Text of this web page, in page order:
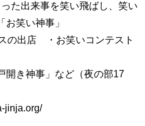
た出来事を笑い飛ばし、笑い
笑い神事」
の出店 ・お笑いコンテスト
開き神事」など（夜の部17